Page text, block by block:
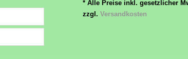
* Alle Preise inkl. gesetzlicher
zzgl. Versandkosten